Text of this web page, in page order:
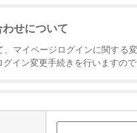
せについて
マイページログインに関す
イン変更手続きを行いますの